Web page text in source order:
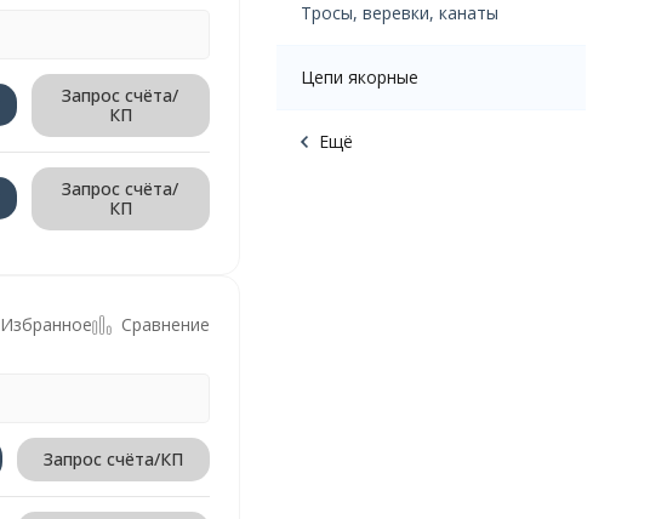
Запрос счёта/
КП
Запрос счёта/
КП
Избранное Сравнение
Запрос счёта/КП
Тросы, веревки, канаты
Цепи якорные
Ещё